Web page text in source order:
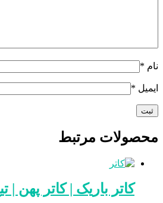
نام *
ایمیل *
محصولات مرتبط
کاتر باریک | کاتر پهن |